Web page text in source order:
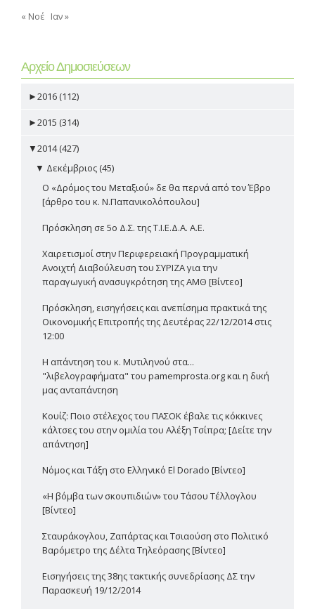
« Νοέ Ιαν »
Αρχείο Δημοσιεύσεων
►2016 (112)
►2015 (314)
▼2014 (427)
▼ Δεκέμβριος (45)
Ο «Δρόμος του Μεταξιού» δε θα περνά από τον Έβρο
[άρθρο του κ. Ν.Παπανικολόπουλου]
Πρόσκληση σε 5ο Δ.Σ. της Τ.Ι.Ε.Δ.Α. Α.Ε.
Χαιρετισμοί στην Περιφερειακή Προγραμματική
Ανοιχτή Διαβούλευση του ΣΥΡΙΖΑ για την
παραγωγική ανασυγκρότηση της ΑΜΘ [Βίντεο]
Πρόσκληση, εισηγήσεις και ανεπίσημα πρακτικά της
Οικονομικής Επιτροπής της Δευτέρας 22/12/2014 στις
12:00
Η απάντηση του κ. Μυτιληνού στα...
"λιβελογραφήματα" του pamemprosta.org και η δική
μας ανταπάντηση
Κουίζ: Ποιο στέλεχος του ΠΑΣΟΚ έβαλε τις κόκκινες
κάλτσες του στην ομιλία του Αλέξη Τσίπρα; [Δείτε την
απάντηση]
Νόμος και Τάξη στο Ελληνικό El Dorado [Βίντεο]
«Η βόμβα των σκουπιδιών» του Τάσου Τέλλογλου
[Βίντεο]
Σταυράκογλου, Ζαπάρτας και Τσιαούση στο Πολιτικό
Βαρόμετρο της Δέλτα Τηλεόρασης [Βίντεο]
Εισηγήσεις της 38ης τακτικής συνεδρίασης ΔΣ την
Παρασκευή 19/12/2014